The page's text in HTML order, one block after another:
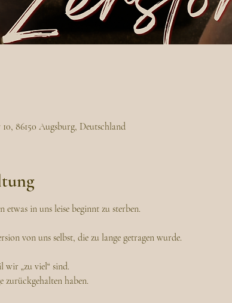
86150 Augsburg, Deutschland
etwas in uns leise beginnt zu sterben.
von uns selbst, die zu lange getragen wurde.
„zu viel“ sind.
zurückgehalten haben.